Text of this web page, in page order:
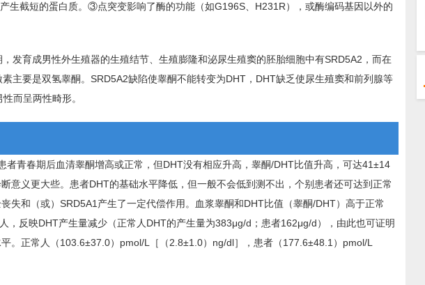
生截短的蛋白质。③点突变影响了酶的功能（如G196S、H231R），或酶编码基因以外的
发育成男性外生殖器的生殖结节、生殖膨隆和泌尿生殖窦的胚胎细胞中有SRD5A2，而在
主要是双氢睾酮。SRD5A2缺陷使睾酮不能转变为DHT，DHT缺乏使尿生殖窦和前列腺等
而呈两性畸形。
青春期后血清睾酮增高或正常，但DHT没有相应升高，睾酮/DHT比值升高，可达41±14
意义更大些。患者DHT的基础水平降低，但一般不会低到测不出，个别患者还可达到正常
失和（或）SRD5A1产生了一定代偿作用。血浆睾酮和DHT比值（睾酮/DHT）高于正常
，反映DHT产生量减少（正常人DHT的产生量为383μg/d；患者162μg/d），由此也可证明
。正常人（103.6±37.0）pmol/L［（2.8±1.0）ng/dl］，患者（177.6±48.1）pmol/L